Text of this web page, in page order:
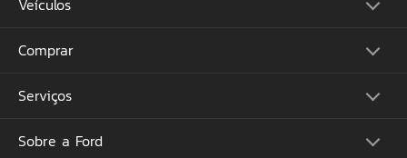
Veículos
Picapes
Suvs
Performance
Comprar
Monte o Seu
Ofertas
Concessionárias
Serviços
Atualização Sync
Sobre a Ford